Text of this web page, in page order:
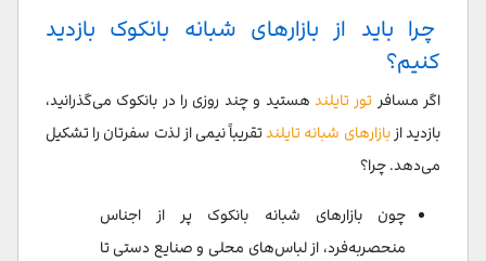
سخن پایانی
چرا باید از بازارهای شبانه بانکوک بازدید
کنیم؟
اگر مسافر تور تایلند هستید و چند روزی را در بانکوک می‌گذرانید،
بازدید ازبازارهای شبانه تایلند تقریباً نیمی از لذت سفرتان را تشکیل
می‌دهد. چرا؟
چون بازارهای شبانه بانکوک پر از اجناس
منحصربه‌فرد، از لباس‌های محلی و صنایع دستی تا